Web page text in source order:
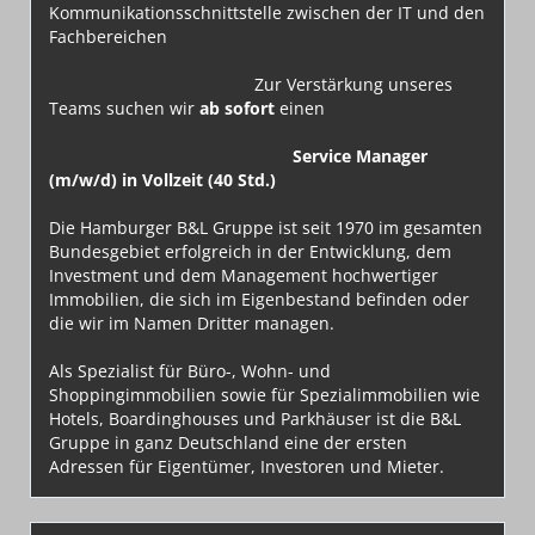
Kommunikationsschnittstelle zwischen der IT und den
Fachbereichen
Zur Verstärkung unseres
Teams suchen wir ab sofort einen
Service Manager
(m/w/d) in Vollzeit (40 Std.)
Die Hamburger B&L Gruppe ist seit 1970 im gesamten
Bundesgebiet erfolgreich in der Entwicklung, dem
Investment und dem Management hochwertiger
Immobilien, die sich im Eigenbestand befinden oder
die wir im Namen Dritter managen.
Als Spezialist für Büro-, Wohn- und
Shoppingimmobilien sowie für Spezialimmobilien wie
Hotels, Boardinghouses und Parkhäuser ist die B&L
Gruppe in ganz Deutschland eine der ersten
Adressen für Eigentümer, Investoren und Mieter.